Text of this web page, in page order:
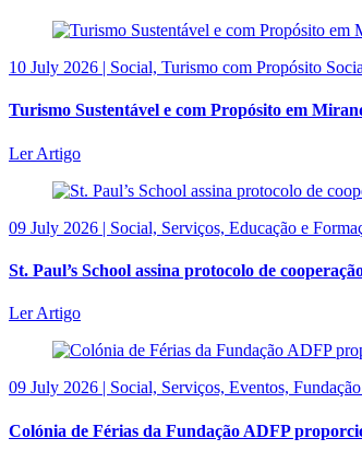
10 July 2026 | Social, Turismo com Propósito
Turismo Sustentável e com Propósito em
Ler Artigo
09 July 2026 | Social, Serviços, Educação e
St. Paul’s School assina protocolo de
Ler Artigo
09 July 2026 | Social, Serviços, Eventos,
Colónia de Férias da Fundação ADFP